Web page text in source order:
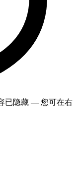
已隐藏 — 您可在右